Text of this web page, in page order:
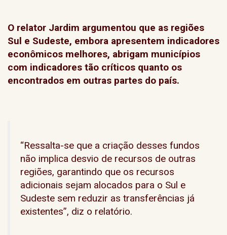
O relator Jardim argumentou que as regiões
Sul e Sudeste, embora apresentem indicadores
econômicos melhores, abrigam municípios
com indicadores tão críticos quanto os
encontrados em outras partes do país.
“Ressalta-se que a criação desses fundos
não implica desvio de recursos de outras
regiões, garantindo que os recursos
adicionais sejam alocados para o Sul e
Sudeste sem reduzir as transferências já
existentes”, diz o relatório.